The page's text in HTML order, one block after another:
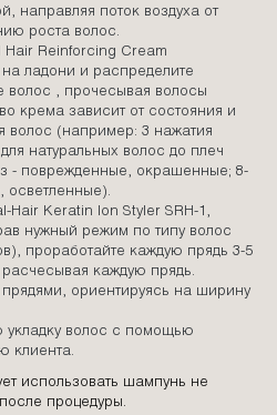
направляя поток воздуха от
роста волос.
Hair Reinforcing Cream
ладони и распределите
волос , прочесывая волосы
крема зависит от состояния и
волос (например: 3 нажатия
натуральных волос до плеч
- поврежденные, окрашенные; 8-
осветленные).
Hair Keratin Ion Styler SRH-1,
нужный режим по типу волос
проработайте каждую прядь 3-5
каждую прядь.
прядями, ориентируясь на ширину
волос с помощью
клиента.
использовать шампунь не
процедуры.